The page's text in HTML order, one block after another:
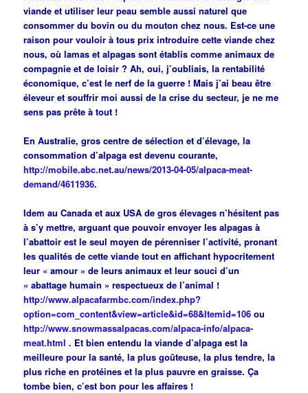
viande et utiliser leur peau semble aussi naturel que
consommer du bovin ou du mouton chez nous. Est-ce une
raison pour vouloir à tous prix introduire cette viande chez
nous, où lamas et alpagas sont établis comme animaux de
compagnie et de loisir ? Ah, oui, j’oubliais, la rentabilité
économique, c’est le nerf de la guerre ! Mais j’ai beau être
éleveur et souffrir moi aussi de la crise du secteur, je ne me
sens pas prête à tout !
En Australie, gros centre de sélection et d’élevage, la
consommation d’alpaga est devenu courante,
http://mobile.abc.net.au/news/2013-04-05/alpaca-meat-
demand/4611936.
Idem au Canada et aux USA de gros élevages n’hésitent pas
à s’y mettre, arguant que pouvoir envoyer les alpagas à
l’abattoir est le seul moyen de pérenniser l’activité, pronant
les qualités de cette viande tout en affichant hypocritement
leur « amour » de leurs animaux et leur souci d’un
« abattage humain » respectueux de l’animal !
http://www.alpacafarmbc.com/index.php?
option=com_content&view=article&id=68&Itemid=106 ou
http://www.snowmassalpacas.com/alpaca-info/alpaca-
meat.html . Et bien entendu la viande d’alpaga est la
meilleure pour la santé, la plus goûteuse, la plus tendre, la
plus riche en protéines et la plus pauvre en graisse. Ça
tombe bien, c’est bon pour les affaires !